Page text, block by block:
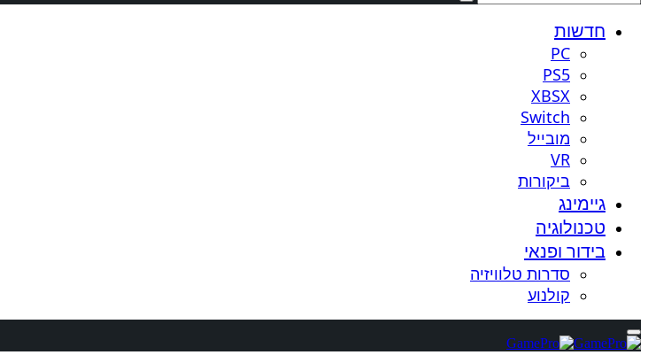
חדשות
PC
PS5
XBSX
Switch
מובייל
VR
ביקורות
גיימינג
טכנולוגיה
בידור ופנאי
סדרות טלוויזיה
קולנוע